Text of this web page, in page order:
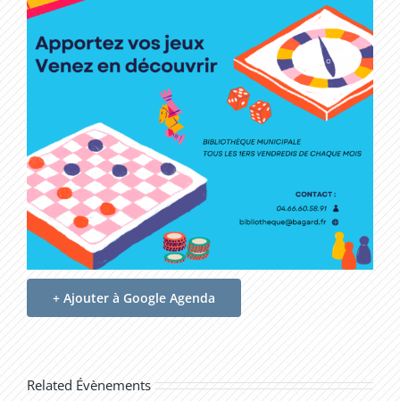
+ Ajouter à Google Agenda
Related Évènements